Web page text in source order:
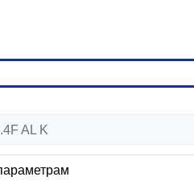
AL K